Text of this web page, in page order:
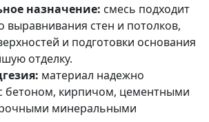
назначение: смесь подходит
выравнивания стен и потолков,
и подготовки основания
отделку.
материал надежно
бетоном, кирпичом, цементными
минеральными